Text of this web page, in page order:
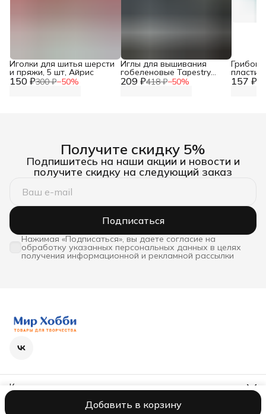
Добавить в корзину
150 ₽300 ₽−50%
Иголки для шитья шерсти
и пряжи, 5 шт, Айрис
209 ₽418 ₽−50%
Иглы для вышивания
гобеленовые Tapestry
№22, 25 шт, Hobby&Pro, 157 ₽
Грибок
шт,
Получите скидку 5%
Подпишитесь на наши акции и новости и
получите скидку на следующий заказ
Подписаться
Нажимая «Подписаться», вы даете согласие на
обработку указанных персональных данных в целях
получения информационной и рекламной рассылки
Контакты